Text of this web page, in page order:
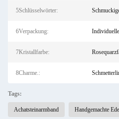
5Schlüsselwörter:
6Verpackung:
7Kristallfarbe:
8Charme.:
Tags:
Achatsteinarmband Handgemachte